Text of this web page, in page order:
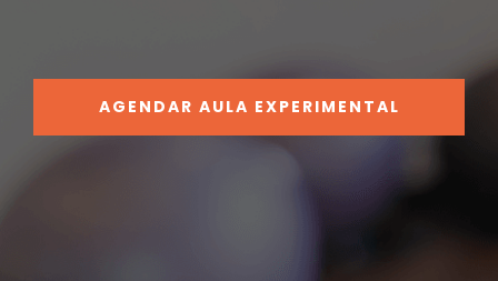
AGENDAR AULA EXPERIMENTAL